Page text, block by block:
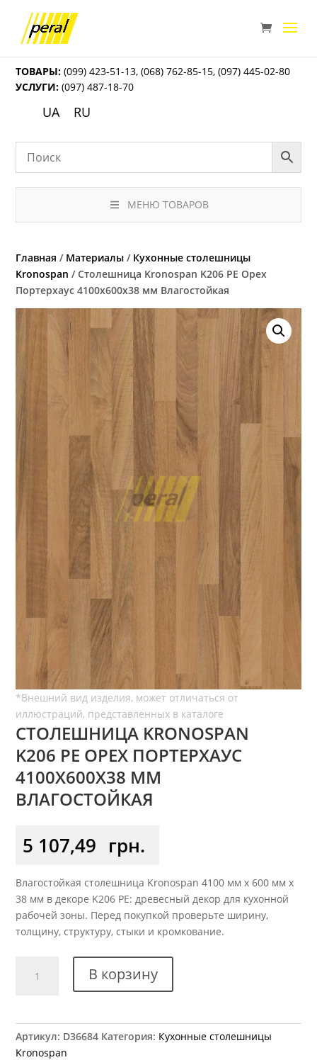
ТОВАРЫ: (099) 423-51-13,(068) 762-85-15,(097) 445-02-80
УСЛУГИ: (097) 487-18-70
UA RU
МЕНЮ ТОВАРОВ
Главная / Материалы / Кухонные столешницы
Kronospan / Столешница Kronospan K206 PE Орех
Портерхаус 4100x600x38 мм Влагостойкая
СТОЛЕШНИЦА KRONOSPAN
K206 PE ОРЕХ ПОРТЕРХАУС
4100X600X38 ММ
ВЛАГОСТОЙКАЯ
5 107,49 грн.
Влагостойкая столешница Kronospan 4100 мм x 600 мм x
38 мм в декоре K206 PE: древесный декор для кухонной
рабочей зоны. Перед покупкой проверьте ширину,
толщину, структуру, стыки и кромкование.
товара
Столешница
PE
В корзину
Артикул: D36684 Категория: Кухонные столешницы
Kronospan